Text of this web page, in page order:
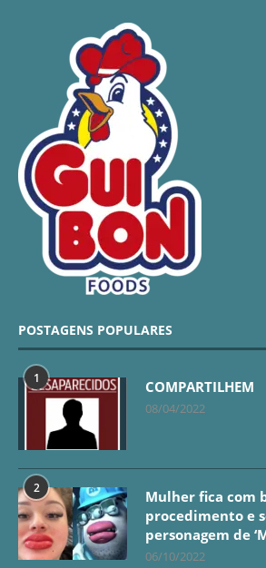
POSTAGENS POPULARES
1 COMPARTILHEM
08/04/2022
2
Mulher fica com
procedimento e
personagem de
06/10/2022